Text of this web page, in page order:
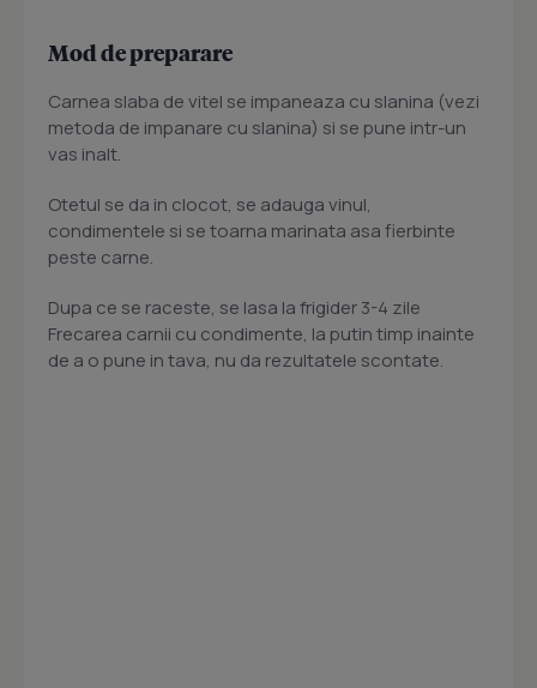
Mod de preparare
Carnea slaba de vitel se impaneaza cu slanina (vezi
metoda de impanare cu slanina) si se pune intr-un
vas inalt.
Otetul se da in clocot, se adauga vinul,
condimentele si se toarna marinata asa fierbinte
peste carne.
Dupa ce se raceste, se lasa la frigider 3-4 zile
Frecarea carnii cu condimente, la putin timp inainte
de a o pune in tava, nu da rezultatele scontate.